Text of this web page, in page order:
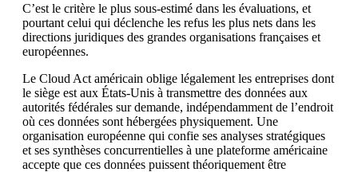
C’est le critère le plus sous-estimé dans les évaluations, et
pourtant celui qui déclenche les refus les plus nets dans les
directions juridiques des grandes organisations françaises et
européennes.
Le Cloud Act américain oblige légalement les entreprises dont
le siège est aux États-Unis à transmettre des données aux
autorités fédérales sur demande, indépendamment de l’endroit
où ces données sont hébergées physiquement. Une
organisation européenne qui confie ses analyses stratégiques
et ses synthèses concurrentielles à une plateforme américaine
accepte que ces données puissent théoriquement être